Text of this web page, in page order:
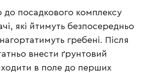
посадкового комплексу
які йтимуть безпосередньо
гребені. Після
внести ґрунтовий
в поле до перших